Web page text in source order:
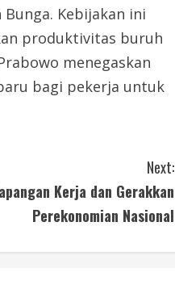
Kebijakan ini
produktivitas buruh
menegaskan
bagi pekerja untuk
Next:
Kerja dan Gerakkan
Perekonomian Nasional